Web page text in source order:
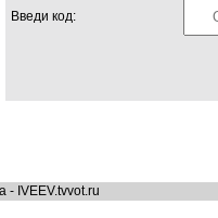
Введи код:
- IVEEV.tvvot.ru